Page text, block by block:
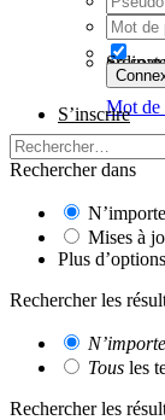
Se
Non
Mot de
S’inscrire
Rechercher dans
Mises à
Plus
Rechercher les
N’importe
Tous les
Rechercher les